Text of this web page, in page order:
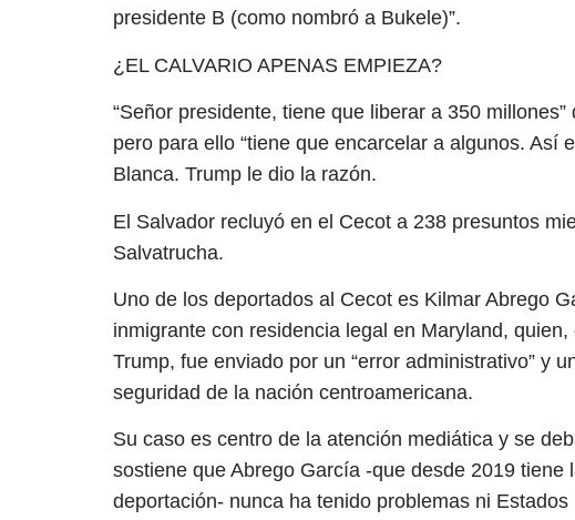
presidente B (como nombró a Bukele)”.
¿EL CALVARIO APENAS EMPIEZA?
“Señor presidente, tiene que liberar a 350
pero para ello “tiene que encarcelar a algunos. Así
Blanca. Trump le dio la razón.
El Salvador recluyó en el Cecot a 238 presuntos
Salvatrucha.
Uno de los deportados al Cecot es Kilmar Abrego
inmigrante con residencia legal en Maryland,
Trump, fue enviado por un “error administrativo” y
seguridad de la nación centroamericana.
Su caso es centro de la atención mediática y se
sostiene que Abrego García -que desde 2019
deportación- nunca ha tenido problemas ni